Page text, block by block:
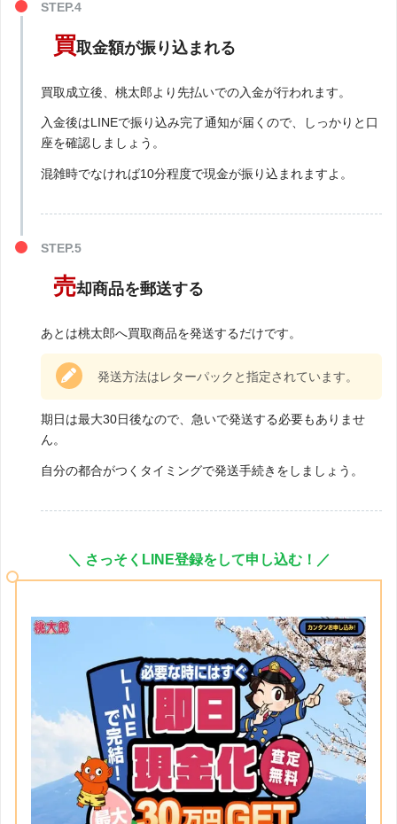
買取金額が振り込まれる
買取成立後、桃太郎より先払いでの入金が行われます。
入金後はLINEで振り込み完了通知が届くので、しっかりと口
座を確認しましょう。
混雑時でなければ10分程度で現金が振り込まれますよ。
売却商品を郵送する
あとは桃太郎へ買取商品を発送するだけです。
発送方法はレターパックと指定されています。
期日は最大30日後なので、急いで発送する必要もありませ
ん。
自分の都合がつくタイミングで発送手続きをしましょう。
＼ さっそくLINE登録をして申し込む！／